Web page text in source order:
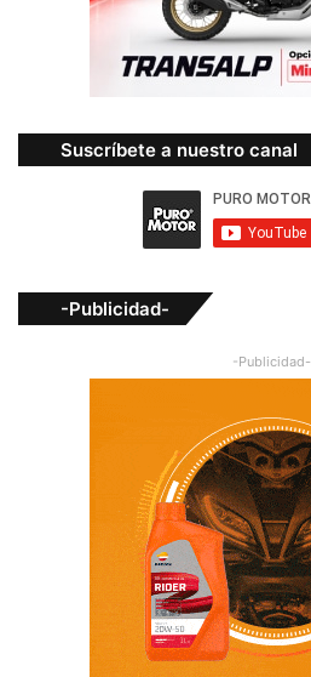
Suscríbete a nuestro canal
-Publicidad-
-Publicidad-